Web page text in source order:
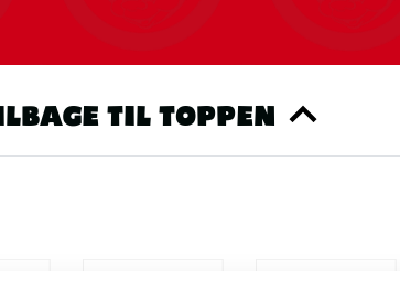
TIL TOPPEN